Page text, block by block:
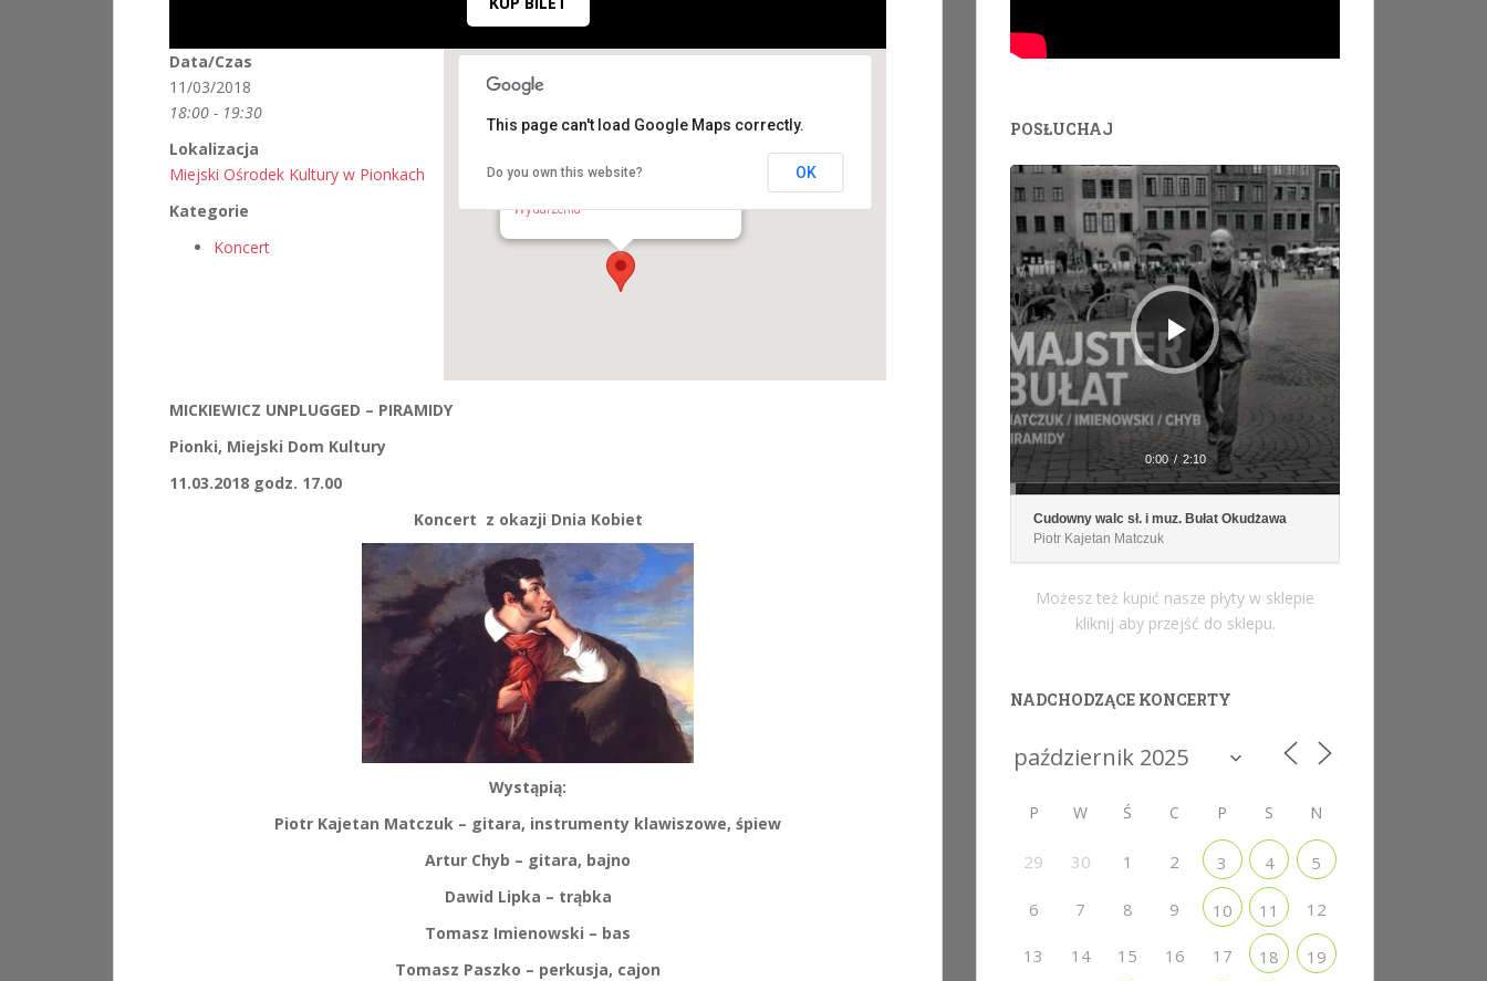
Miejski Ośrodek Kultury w Pionkach
Wydarzenia
This page can't load Google Maps correctly.
Do you own this website? OK
Data/Czas
11/03/2018
18:00 - 19:30
Lokalizacja
Miejski Ośrodek Kultury w Pionkach
Kategorie
Koncert
MICKIEWICZ UNPLUGGED – PIRAMIDY
Pionki, Miejski Dom Kultury
11.03.2018 godz. 17.00
Koncert z okazji Dnia Kobiet
Wystąpią:
Piotr Kajetan Matczuk – gitara, instrumenty klawiszowe, śpiew
Artur Chyb – gitara, bajno
Dawid Lipka – trąbka
Tomasz Imienowski – bas
Tomasz Paszko – perkusja, cajon
POSŁUCHAJ
Odtwarzacz
plików
dźwiękowych
0:00 / 2:10
Cudowny walc sł. i muz. Bułat Okudżawa
Piotr Kajetan Matczuk
Możesz też kupić nasze płyty w sklepie
kliknij aby przejść do sklepu.
NADCHODZĄCE KONCERTY
P W Ś C P S N
29 30 1 2 3 4 5
6 7 8 9 10 11 12
13 14 15 16 17 18 19